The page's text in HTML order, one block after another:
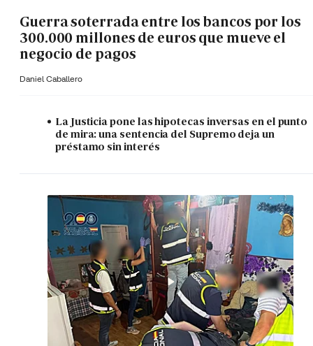
Guerra soterrada entre los bancos por los
300.000 millones de euros que mueve el
negocio de pagos
Daniel Caballero
La Justicia pone las hipotecas inversas en el punto
de mira: una sentencia del Supremo deja un
préstamo sin interés